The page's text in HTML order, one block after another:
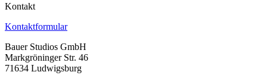
Kontakt
Kontaktformular
Bauer Studios GmbH
Markgröninger Str. 46
71634 Ludwigsburg